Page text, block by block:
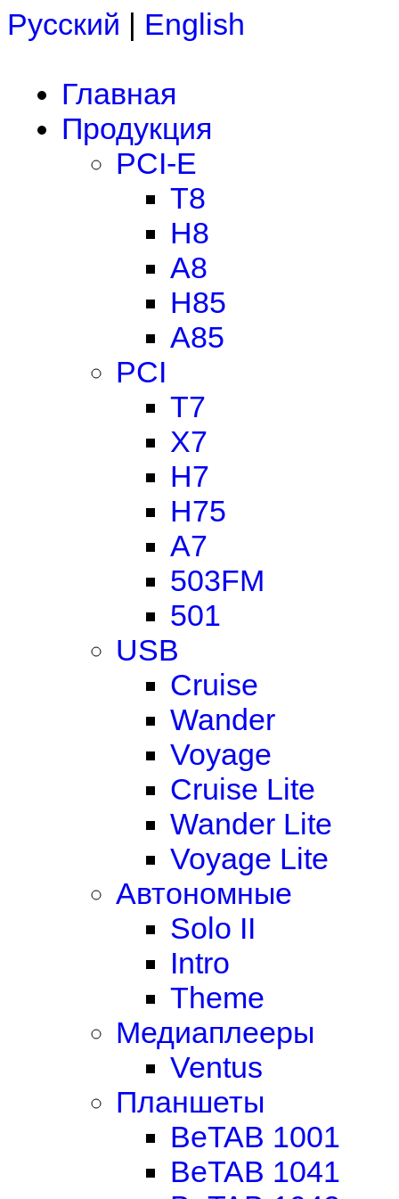
Русский | English
Главная
Продукция
PCI-E
T8
H8
A8
H85
A85
PCI
T7
X7
H7
H75
A7
503FM
501
USB
Cruise
Wander
Voyage
Cruise Lite
Wander Lite
Voyage Lite
Автономные
Solo II
Intro
Theme
Медиаплееры
Ventus
Планшеты
BeTAB 1001
BeTAB 1041